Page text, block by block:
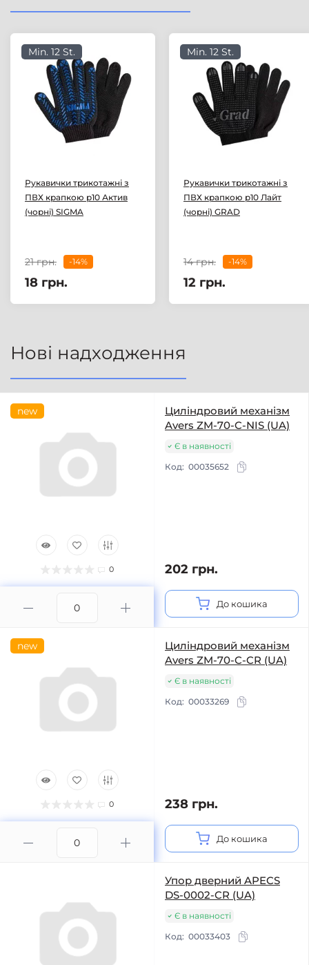
Min. 12 St.
Рукавички трикотажні з
ПВХ крапкою р10 Актив
(чорні) SIGMA
21 грн. -14%
18 грн.
Min. 12 St.
Рукавички трикотажні з
ПВХ крапкою р10 Лайт
(чорні) GRAD
14 грн. -14%
12 грн.
Нові надходження
new
0
Циліндровий механізм
Avers ZM-70-C-NIS (UA)
Є в наявності
Код: 00035652
202 грн.
До кошика
new
0
Циліндровий механізм
Avers ZM-70-C-CR (UA)
Є в наявності
Код: 00033269
238 грн.
До кошика
Упор дверний APECS
DS-0002-CR (UA)
Є в наявності
Код: 00033403